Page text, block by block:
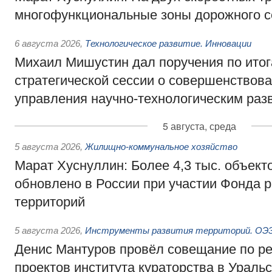
многофункциональные зоны дорожного
6 августа 2026, Технологическое развитие. Инновации
Михаил Мишустин дал поручения по
стратегической сессии о
управления научно-технологическим
5 августа, среда
5 августа 2026, Жилищно-коммунальное хозяйство
Марат Хуснуллин: Более 4,3 тыс.
обновлено в России при участии Фонда
территорий
5 августа 2026, Инструменты развития территорий.
Денис Мантуров провёл совещание по
проектов института кураторства в